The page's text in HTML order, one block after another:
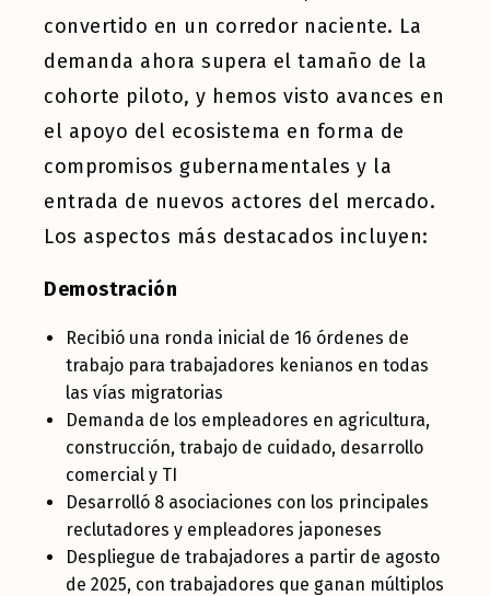
convertido en un corredor naciente. La
demanda ahora supera el tamaño de la
cohorte piloto, y hemos visto avances en
el apoyo del ecosistema en forma de
compromisos gubernamentales y la
entrada de nuevos actores del mercado.
Los aspectos más destacados incluyen:
Demostración
Recibió una ronda inicial de 16 órdenes de
trabajo para trabajadores kenianos en todas
las vías migratorias
Demanda de los empleadores en agricultura,
construcción, trabajo de cuidado, desarrollo
comercial y TI
Desarrolló 8 asociaciones con los principales
reclutadores y empleadores japoneses
Despliegue de trabajadores a partir de agosto
de 2025, con trabajadores que ganan múltiplos